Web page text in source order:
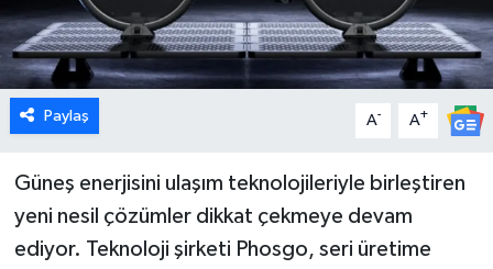
Paylaş A- A+
Güneş enerjisini ulaşım teknolojileriyle birleştiren
yeni nesil çözümler dikkat çekmeye devam
ediyor. Teknoloji şirketi Phosgo, seri üretime
Foto Galeri
Gediz
Genel
Gündem
Hisarcık